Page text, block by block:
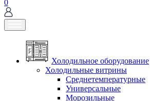
0
Холодильное оборудование
Холодильные витрины
Среднетемпературные
Универсальные
Морозильные